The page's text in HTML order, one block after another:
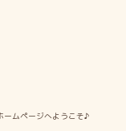
ームページへようこそ♪